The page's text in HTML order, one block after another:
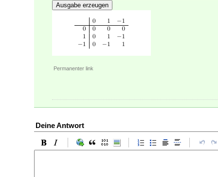
Ausgabe erzeugen
Permanenter link
Deine Antwort